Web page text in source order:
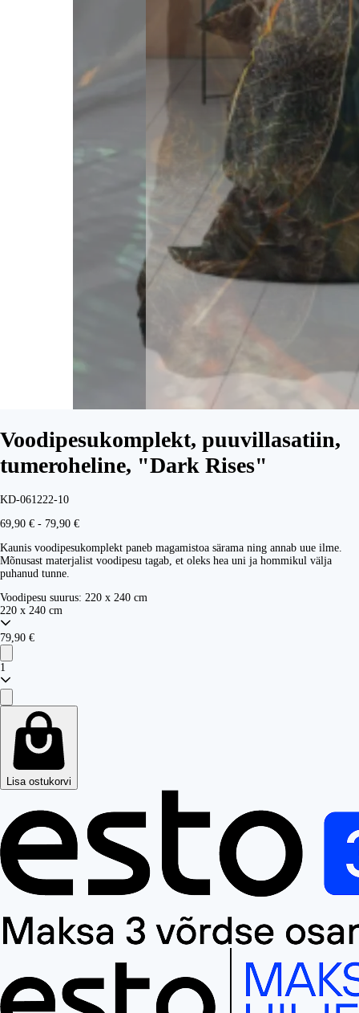
Voodipesukomplekt, puuvillasatiin,
tumeroheline, "Dark Rises"
KD-061222-10
69,90 € - 79,90 €
Kaunis voodipesukomplekt paneb magamistoa särama ning annab uue ilme.
Mõnusast materjalist voodipesu tagab, et oleks hea uni ja hommikul välja
puhanud tunne.
Voodipesu suurus: 220 x 240 cm
220 x 240 cm
79,90 €
1
Lisa ostukorvi